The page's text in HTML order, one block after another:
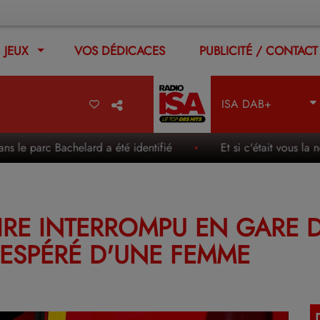
JEUX VOS DÉDICACES PUBLICITÉ / CONTACT
ISA DAB+
Bachelard a été identifié Et si c'était vous la
INTERROMPU EN GARE
D'UNE FEMME